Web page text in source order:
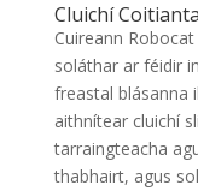
Cluichí
Cuireann
soláthar ar féidir
freastal blásanna
aithnítear cluichí
tarraingteacha
thabhairt, agus